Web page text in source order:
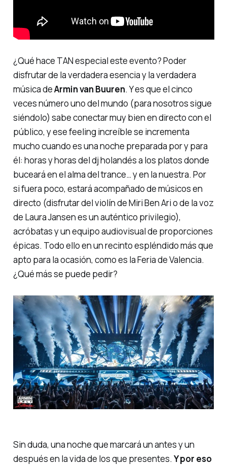
¿Qué hace TAN especial este evento? Poder
disfrutar de la verdadera esencia y la verdadera
música deArmin van Buuren. Y es que el cinco
veces número uno del mundo (para nosotros sigue
siéndolo) sabe conectar muy bien en directo con el
público, y esefeeling increíble se incrementa
mucho cuando es una noche preparada por y para
él: horas y horas del dj holandés a los platos donde
buceará en el alma del trance… y en la nuestra. Por
si fuera poco, estará acompañado de músicos en
directo (disfrutar del violín de Miri Ben Ari o de la voz
de Laura Jansen es un auténtico privilegio),
acróbatas y un equipo audiovisual de proporciones
épicas. Todo ello en un recinto espléndido más que
apto para la ocasión, como es la Feria de Valencia.
¿Qué más se puede pedir?
Sin duda, una noche que marcará un antes y un
después en la vida de los que presentes. Y por eso